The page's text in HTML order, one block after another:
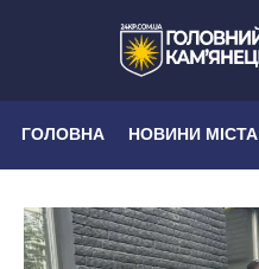
ГОЛОВНА НОВИНИ МІСТА